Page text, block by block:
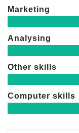
Marketing
Analysing
Other skills
Computer skills